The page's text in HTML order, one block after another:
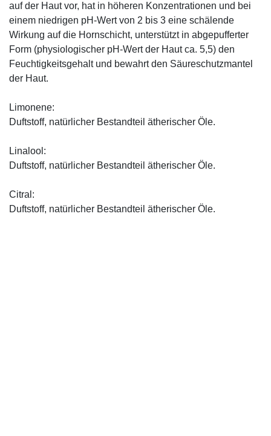
auf der Haut vor, hat in höheren Konzentrationen und bei
einem niedrigen pH-Wert von 2 bis 3 eine schälende
Wirkung auf die Hornschicht, unterstützt in abgepufferter
Form (physiologischer pH-Wert der Haut ca. 5,5) den
Feuchtigkeitsgehalt und bewahrt den Säureschutzmantel
der Haut.
Limonene:
Duftstoff, natürlicher Bestandteil ätherischer Öle.
Linalool:
Duftstoff, natürlicher Bestandteil ätherischer Öle.
Citral:
Duftstoff, natürlicher Bestandteil ätherischer Öle.